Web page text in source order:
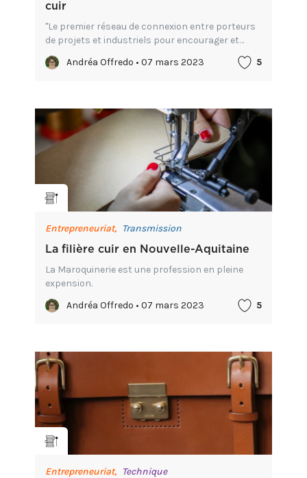
cuir
"Le premier réseau de connexion entre porteurs
de projets et industriels pour encourager et
soutenir la production française. "
Andréa Offredo • 07 mars 2023 5
Entrepreneuriat, Transmission
La filière cuir en Nouvelle-Aquitaine
La Maroquinerie est une profession en pleine
expension.
Andréa Offredo • 07 mars 2023
5
Entrepreneuriat, Technique